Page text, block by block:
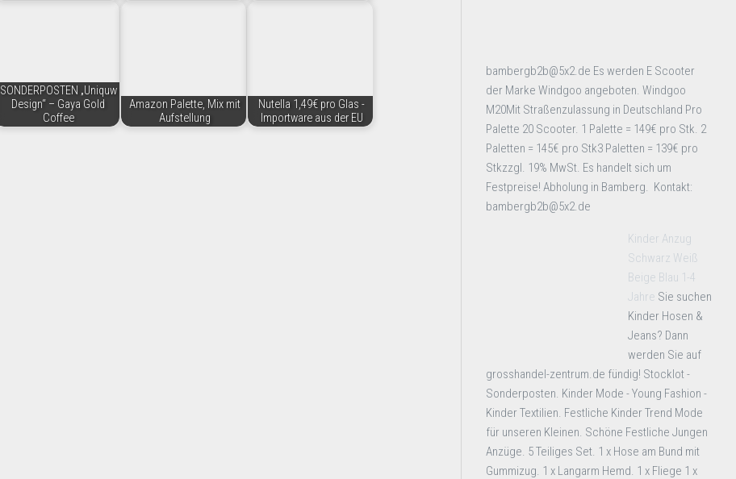
SONDERPOSTEN „Uniquw
Design“ – Gaya Gold
Coffee
Amazon Palette, Mix mit
Aufstellung
Nutella 1,49€ pro Glas -
Importware aus der EU
bambergb2b@5x2.de Es werden E Scooter
der Marke Windgoo angeboten. Windgoo
M20Mit Straßenzulassung in Deutschland Pro
Palette 20 Scooter. 1 Palette = 149€ pro Stk. 2
Paletten = 145€ pro Stk3 Paletten = 139€ pro
Stkzzgl. 19% MwSt. Es handelt sich um
Festpreise! Abholung in Bamberg. Kontakt:
bambergb2b@5x2.de
Kinder Anzug
Schwarz Weiß
Beige Blau 1-4
Jahre Sie suchen
Kinder Hosen &
Jeans? Dann
werden Sie auf
grosshandel-zentrum.de fündig! Stocklot -
Sonderposten. Kinder Mode - Young Fashion -
Kinder Textilien. Festliche Kinder Trend Mode
für unseren Kleinen. Schöne Festliche Jungen
Anzüge. 5 Teiliges Set. 1 x Hose am Bund mit
Gummizug. 1 x Langarm Hemd. 1 x Fliege 1 x